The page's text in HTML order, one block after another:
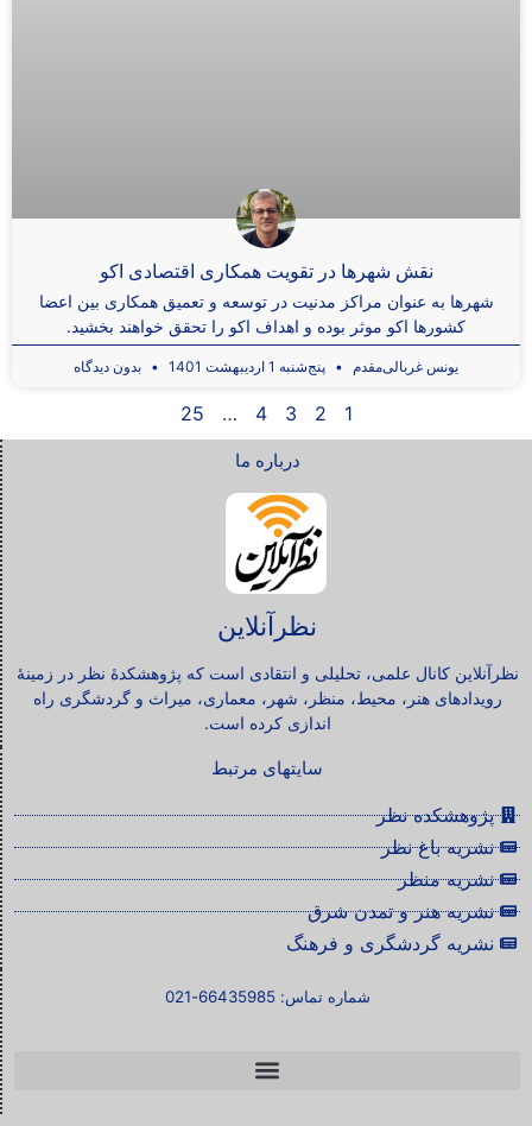
نقش شهرها در تقویت همکاری اقتصادی اکو
شهرها به عنوان مراکز مدنیت در توسعه و تعمیق همکاری بین اعضا
کشورها اکو موثر بوده و اهداف اکو را تحقق خواهند بخشید.
یونس غربالی‌مقدم پنج‌شنبه 1 اردیبهشت 1401 بدون دیدگاه
1
2
3
4
…
25
درباره ما
نظرآنلاین
نظرآنلاین کانال علمی، تحلیلی و انتقادی است که پژوهشکدۀ نظر در زمینۀ
رویدادهای هنر، محیط، منظر، شهر، معماری، میراث و گردشگری راه
اندازی کرده است.
سایتهای مرتبط
پژوهشکده نظر
نشریه باغ نظر
نشریه منظر
نشریه هنر و تمدن شرق
نشریه گردشگری و فرهنگ
شماره تماس: 66435985-021